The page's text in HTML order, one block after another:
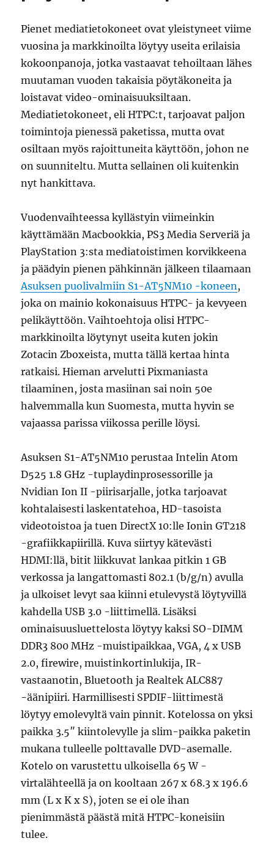
Pienet mediatietokoneet ovat yleistyneet viime
vuosina ja markkinoilta löytyy useita erilaisia
kokoonpanoja, jotka vastaavat tehoiltaan lähes
muutaman vuoden takaisia pöytäkoneita ja
loistavat video-ominaisuuksiltaan.
Mediatietokoneet, eli HTPC:t, tarjoavat paljon
toimintoja pienessä paketissa, mutta ovat
osiltaan myös rajoittuneita käyttöön, johon ne
on suunniteltu. Mutta sellainen oli kuitenkin
nyt hankittava.
Vuodenvaihteessa kyllästyin viimeinkin
käyttämään Macbookkia, PS3 Media Serveriä ja
PlayStation 3:sta mediatoistimen korvikkeena
ja päädyin pienen pähkinnän jälkeen tilaamaan
Asuksen puolivalmiin S1-AT5NM10 -koneen,
joka on mainio kokonaisuus HTPC- ja kevyeen
pelikäyttöön. Vaihtoehtoja olisi HTPC-
markkinoilta löytynyt useita kuten jokin
Zotacin Zboxeista, mutta tällä kertaa hinta
ratkaisi. Hieman arvelutti Pixmaniasta
tilaaminen, josta masiinan sai noin 50e
halvemmalla kun Suomesta, mutta hyvin se
vajaassa parissa viikossa perille löysi.
Asuksen S1-AT5NM10 perustaa Intelin Atom
D525 1.8 GHz -tuplaydinprosessorille ja
Nvidian Ion II -piirisarjalle, jotka tarjoavat
kohtalaisesti laskentatehoa, HD-tasoista
videotoistoa ja tuen DirectX 10:lle Ionin GT218
-grafiikkapiirillä. Kuva siirtyy kätevästi
HDMI:llä, bitit liikkuvat lankaa pitkin 1 GB
verkossa ja langattomasti 802.1 (b/g/n) avulla
ja ulkoiset levyt saa kiinni etulevystä löytyvillä
kahdella USB 3.0 -liittimellä. Lisäksi
ominaisuusluettelosta löytyy kaksi SO-DIMM
DDR3 800 MHz -muistipaikkaa, VGA, 4 x USB
2.0, firewire, muistinkortinlukija, IR-
vastaanotin, Bluetooth ja Realtek ALC887
-äänipiiri. Harmillisesti SPDIF-liittimestä
löytyy emolevyltä vain pinnit. Kotelossa on yksi
paikka 3.5″ kiintolevylle ja slim-paikka paketin
mukana tulleelle polttavalle DVD-asemalle.
Kotelo on varustettu ulkoisella 65 W -
virtalähteellä ja on kooltaan 267 x 68.3 x 196.6
mm (L x K x S), joten se ei ole ihan
pienimmästä päästä mitä HTPC-koneisiin
tulee.